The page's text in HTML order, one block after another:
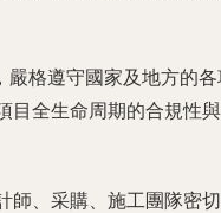
格遵守國家及地方的
全生命周期的合規性與
、采購、施工團隊密